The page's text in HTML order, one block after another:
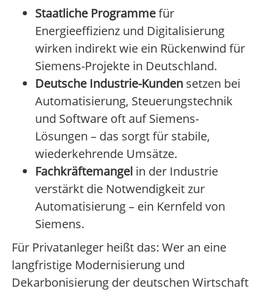
Staatliche Programmefür
Energieeffizienz und Digitalisierung
wirken indirekt wie ein Rückenwind für
Siemens-Projekte in Deutschland.
Deutsche Industrie-Kunden setzen bei
Automatisierung, Steuerungstechnik
und Software oft auf Siemens-
Lösungen – das sorgt für stabile,
wiederkehrende Umsätze.
Fachkräftemangel in der Industrie
verstärkt die Notwendigkeit zur
Automatisierung – ein Kernfeld von
Siemens.
Für Privatanleger heißt das: Wer an eine
langfristige Modernisierung und
Dekarbonisierung der deutschen Wirtschaft